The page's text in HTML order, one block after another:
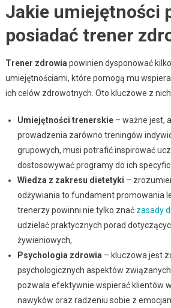
Jakie umiejętności
posiadać trener
Trener zdrowia powinien dysponować
umiejętnościami, które pomogą mu
ich celów zdrowotnych. Oto kluczowe z
Umiejętności trenerskie– ważne jest,
prowadzenia zarówno treningów
grupowych, musi potrafić inspirować
dostosowywać programy do ich
Wiedza z zakresu dietetyki –
odżywiania to fundament promowania
trenerzy powinni nie tylko znać zasady
udzielać praktycznych porad
żywieniowych,
Psychologia zdrowia – kluczowa jest
psychologicznych aspektów
pozwala efektywnie wspierać klientów
nawyków oraz radzeniu sobie z